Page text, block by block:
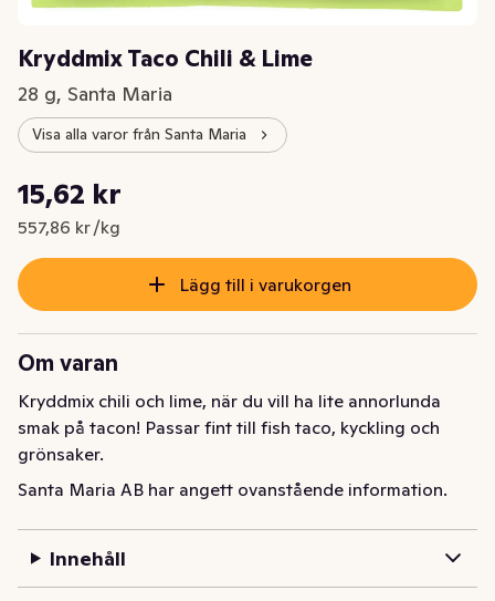
Kryddmix Taco Chili & Lime
28 g, Santa Maria
Visa alla varor från Santa Maria
Nuvarande pris är: 15,62 kr
15,62 kr
557,86 kr /kg
Styckpris: 557,86 kr /kg
Lägg till i varukorgen
Om varan
Kryddmix chili och lime, när du vill ha lite annorlunda
smak på tacon! Passar fint till fish taco, kyckling och
grönsaker.
Santa Maria AB har angett ovanstående information.
Innehåll